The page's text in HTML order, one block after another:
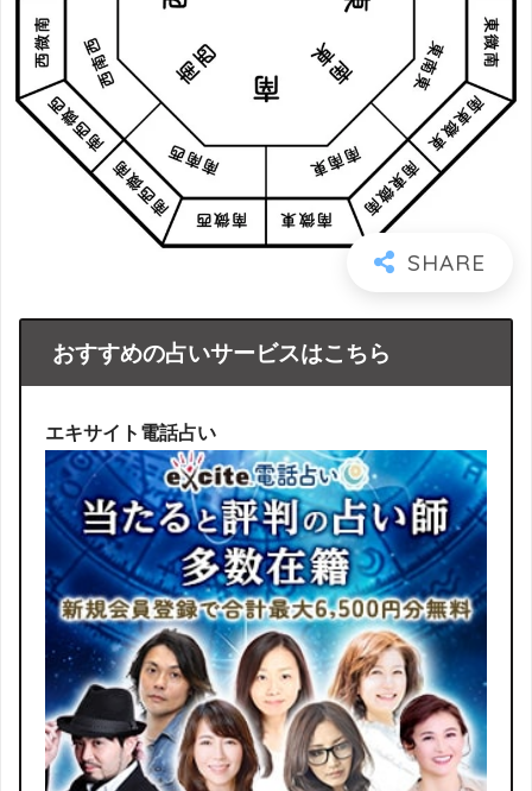
おすすめの占いサービスはこちら
エキサイト電話占い